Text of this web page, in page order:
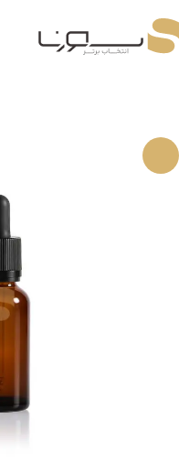
به
محتوا